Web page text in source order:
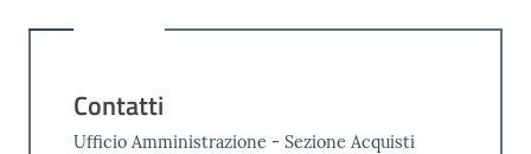
Contatti
Ufficio Amministrazione - Sezione Acquisti